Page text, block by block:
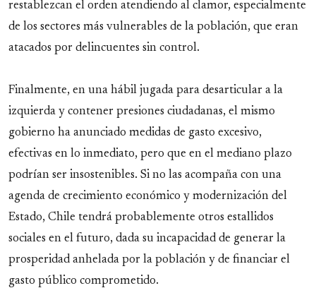
restablezcan el orden atendiendo al clamor, especialmente
de los sectores más vulnerables de la población, que eran
atacados por delincuentes sin control.
Finalmente, en una hábil jugada para desarticular a la
izquierda y contener presiones ciudadanas, el mismo
gobierno ha anunciado medidas de gasto excesivo,
efectivas en lo inmediato, pero que en el mediano plazo
podrían ser insostenibles. Si no las acompaña con una
agenda de crecimiento económico y modernización del
Estado, Chile tendrá probablemente otros estallidos
sociales en el futuro, dada su incapacidad de generar la
prosperidad anhelada por la población y de financiar el
gasto público comprometido.